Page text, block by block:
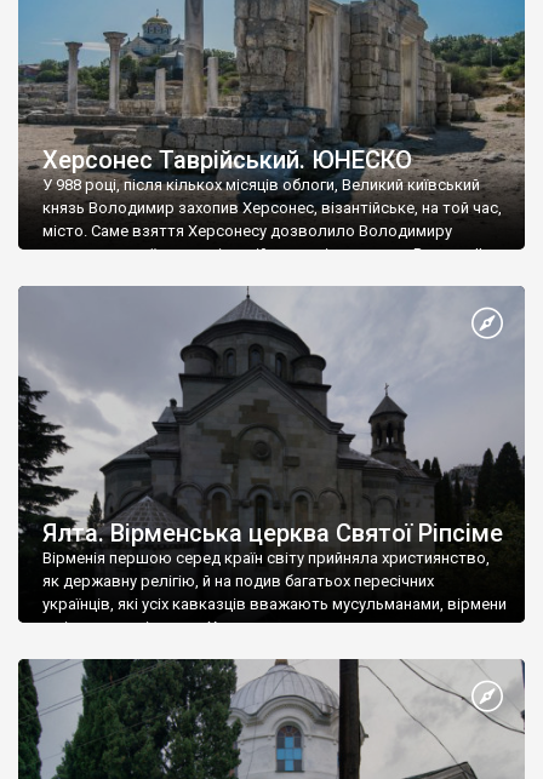
Херсонес Таврійський. ЮНЕСКО
У 988 році, після кількох місяців облоги, Великий київський
князь Володимир захопив Херсонес, візантійське, на той час,
місто. Саме взяття Херсонесу дозволило Володимиру
диктувати свої умови візантійському імператору Василю ІІ, та
Херсонесі Володимир-язичник, став Василем-християнином.
А потім було Хрещення Русі. На честь Херсонесу Таврійського
Ялта. Вірменська церква Святої Ріпсіме
Вірменія першою серед країн світу прийняла християнство,
як державну релігію, й на подив багатьох пересічних
українців, які усіх кавказців вважають мусульманами, вірмени
є відданими вірянами Христа